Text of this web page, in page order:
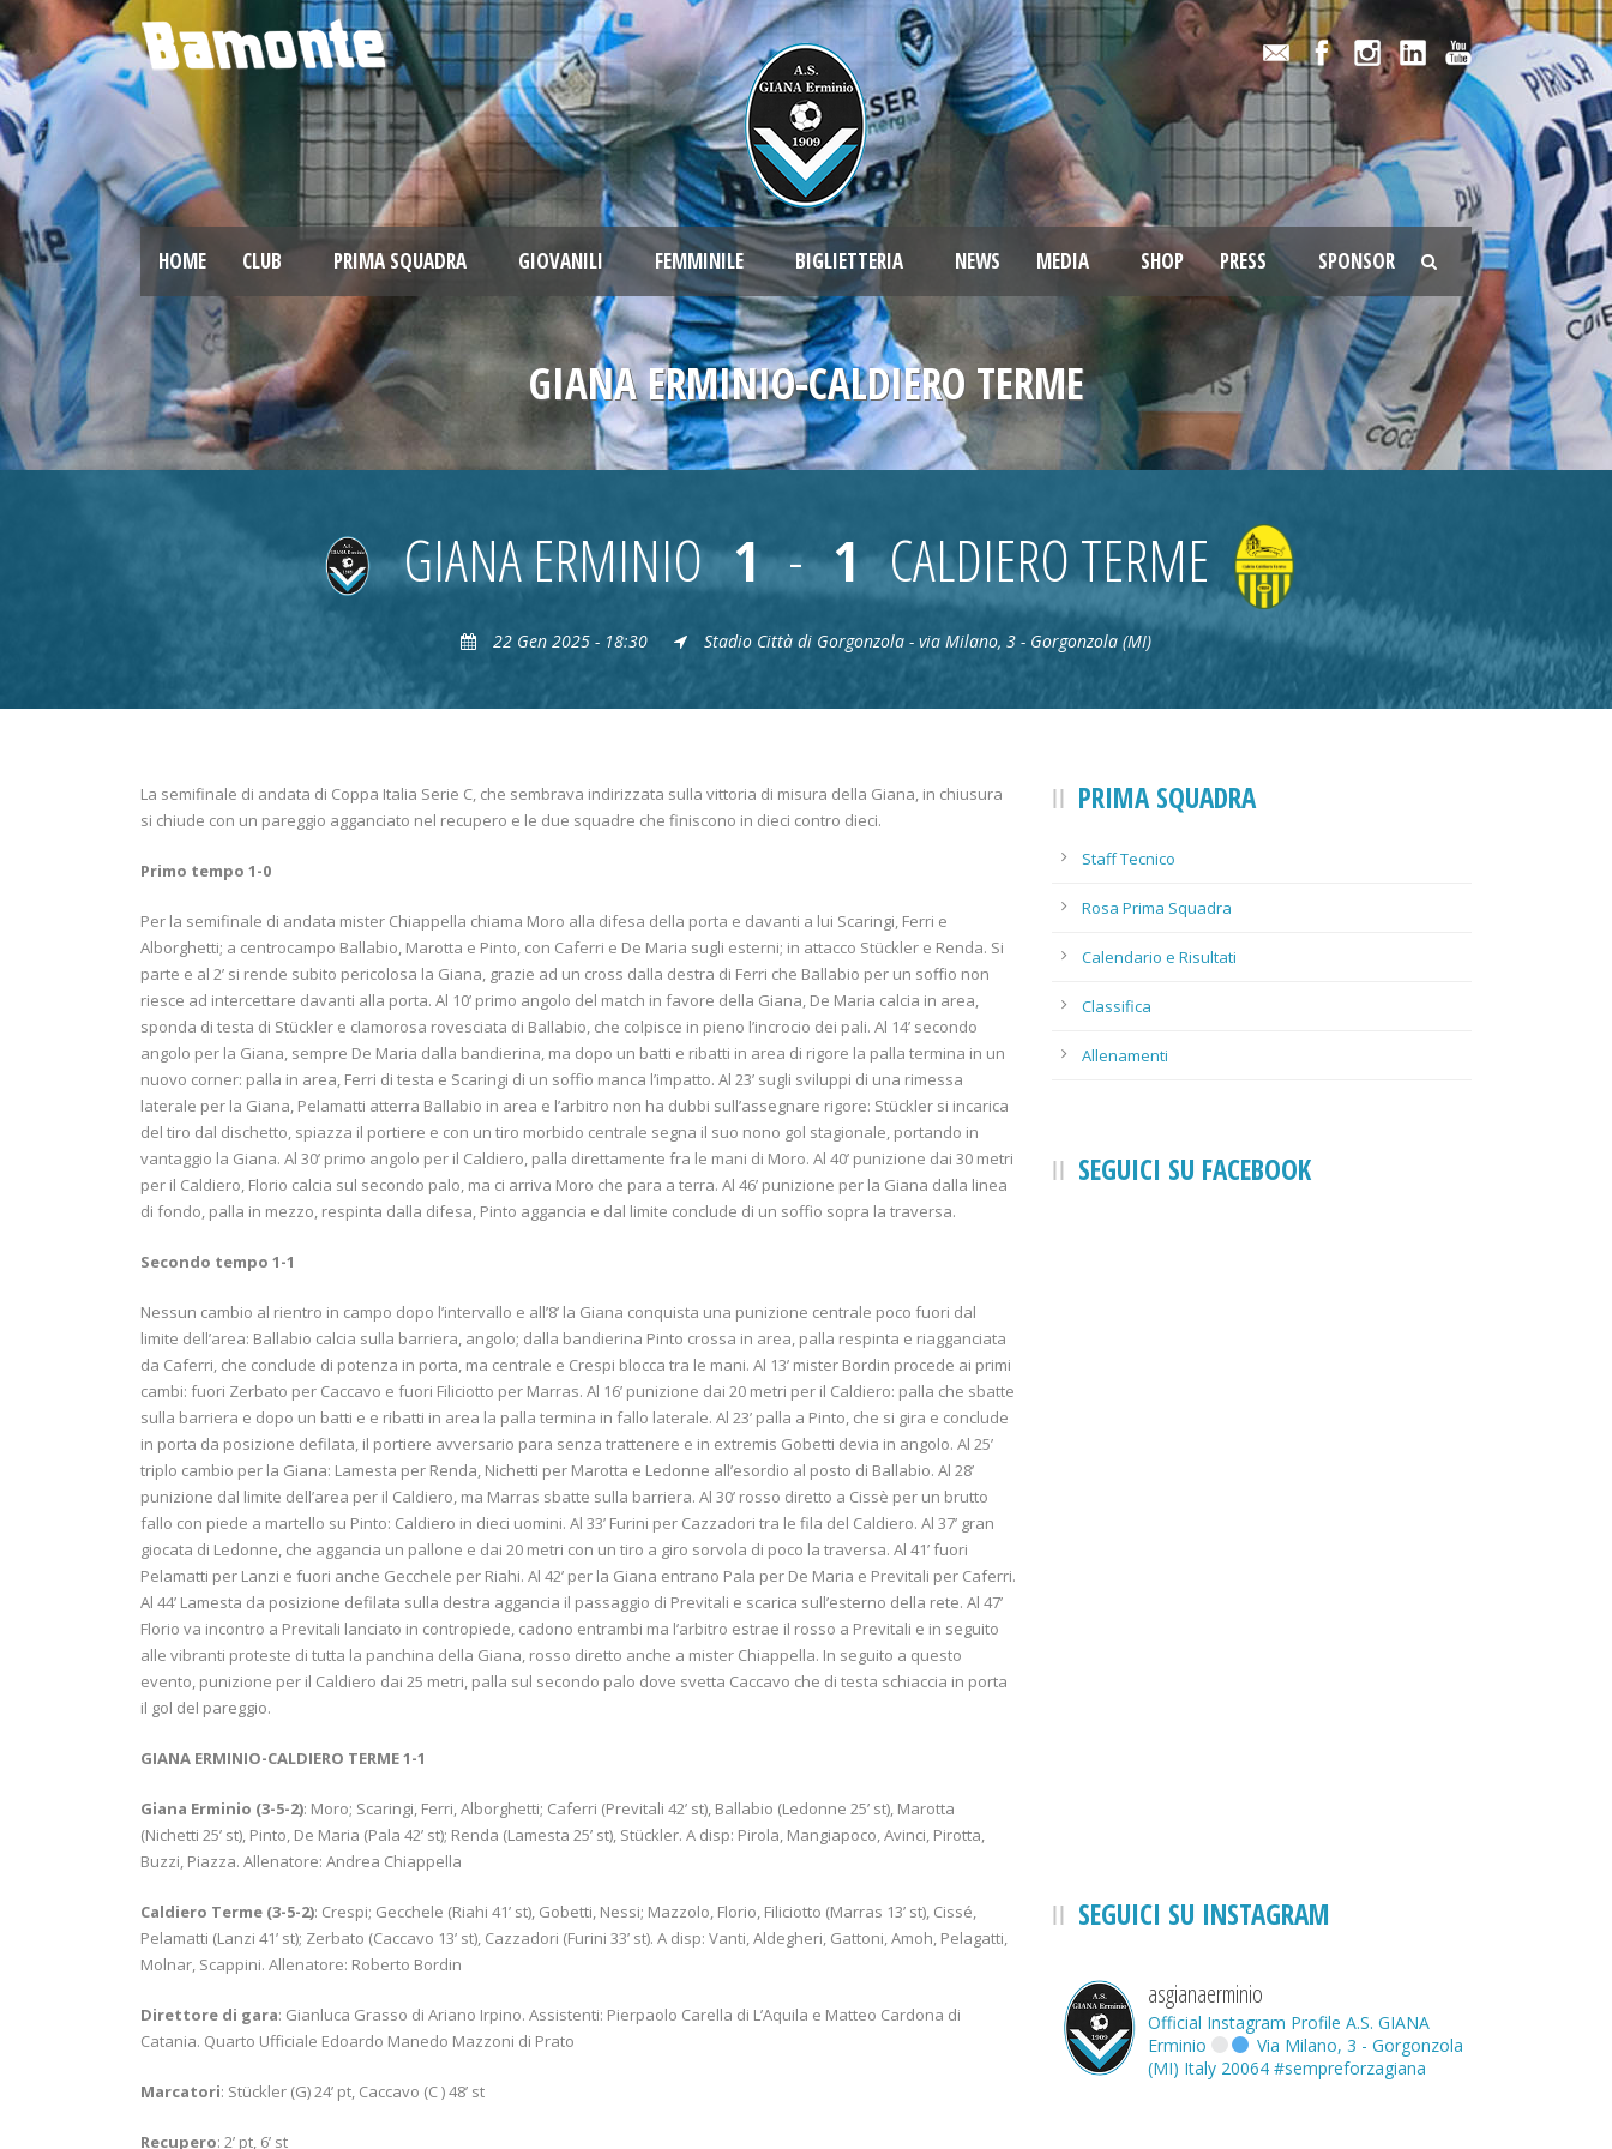
HOME CLUB PRIMA SQUADRA GIOVANILI FEMMINILE BIGLIETTERIA NEWS MEDIA SHOP PRESS SPONSOR
GIANA ERMINIO-CALDIERO TERME
GIANA ERMINIO 1 - 1 CALDIERO TERME
22 Gen 2025 - 18:30 Stadio Città di Gorgonzola - via Milano, 3 - Gorgonzola (MI)
La semifinale di andata di Coppa Italia Serie C, che sembrava indirizzata sulla vittoria di misura della Giana, in chiusura
si chiude con un pareggio agganciato nel recupero e le due squadre che finiscono in dieci contro dieci.
Primo tempo 1-0
Per la semifinale di andata mister Chiappella chiama Moro alla difesa della porta e davanti a lui Scaringi, Ferri e
Alborghetti; a centrocampo Ballabio, Marotta e Pinto, con Caferri e De Maria sugli esterni; in attacco Stückler e Renda. Si
parte e al 2’ si rende subito pericolosa la Giana, grazie ad un cross dalla destra di Ferri che Ballabio per un soffio non
riesce ad intercettare davanti alla porta. Al 10’ primo angolo del match in favore della Giana, De Maria calcia in area,
sponda di testa di Stückler e clamorosa rovesciata di Ballabio, che colpisce in pieno l’incrocio dei pali. Al 14’ secondo
angolo per la Giana, sempre De Maria dalla bandierina, ma dopo un batti e ribatti in area di rigore la palla termina in un
nuovo corner: palla in area, Ferri di testa e Scaringi di un soffio manca l’impatto. Al 23’ sugli sviluppi di una rimessa
laterale per la Giana, Pelamatti atterra Ballabio in area e l’arbitro non ha dubbi sull’assegnare rigore: Stückler si incarica
del tiro dal dischetto, spiazza il portiere e con un tiro morbido centrale segna il suo nono gol stagionale, portando in
vantaggio la Giana. Al 30’ primo angolo per il Caldiero, palla direttamente fra le mani di Moro. Al 40’ punizione dai 30 metri
per il Caldiero, Florio calcia sul secondo palo, ma ci arriva Moro che para a terra. Al 46’ punizione per la Giana dalla linea
di fondo, palla in mezzo, respinta dalla difesa, Pinto aggancia e dal limite conclude di un soffio sopra la traversa.
Secondo tempo 1-1
Nessun cambio al rientro in campo dopo l’intervallo e all’8’ la Giana conquista una punizione centrale poco fuori dal
limite dell’area: Ballabio calcia sulla barriera, angolo; dalla bandierina Pinto crossa in area, palla respinta e riagganciata
da Caferri, che conclude di potenza in porta, ma centrale e Crespi blocca tra le mani. Al 13’ mister Bordin procede ai primi
cambi: fuori Zerbato per Caccavo e fuori Filiciotto per Marras. Al 16’ punizione dai 20 metri per il Caldiero: palla che sbatte
sulla barriera e dopo un batti e e ribatti in area la palla termina in fallo laterale. Al 23’ palla a Pinto, che si gira e conclude
in porta da posizione defilata, il portiere avversario para senza trattenere e in extremis Gobetti devia in angolo. Al 25’
triplo cambio per la Giana: Lamesta per Renda, Nichetti per Marotta e Ledonne all’esordio al posto di Ballabio. Al 28’
punizione dal limite dell’area per il Caldiero, ma Marras sbatte sulla barriera. Al 30’ rosso diretto a Cissè per un brutto
fallo con piede a martello su Pinto: Caldiero in dieci uomini. Al 33’ Furini per Cazzadori tra le fila del Caldiero. Al 37’ gran
giocata di Ledonne, che aggancia un pallone e dai 20 metri con un tiro a giro sorvola di poco la traversa. Al 41’ fuori
Pelamatti per Lanzi e fuori anche Gecchele per Riahi. Al 42’ per la Giana entrano Pala per De Maria e Previtali per Caferri.
Al 44’ Lamesta da posizione defilata sulla destra aggancia il passaggio di Previtali e scarica sull’esterno della rete. Al 47’
Florio va incontro a Previtali lanciato in contropiede, cadono entrambi ma l’arbitro estrae il rosso a Previtali e in seguito
alle vibranti proteste di tutta la panchina della Giana, rosso diretto anche a mister Chiappella. In seguito a questo
evento, punizione per il Caldiero dai 25 metri, palla sul secondo palo dove svetta Caccavo che di testa schiaccia in porta
il gol del pareggio.
GIANA ERMINIO-CALDIERO TERME 1-1
Giana Erminio (3-5-2): Moro; Scaringi, Ferri, Alborghetti; Caferri (Previtali 42’ st), Ballabio (Ledonne 25’ st), Marotta
(Nichetti 25’ st), Pinto, De Maria (Pala 42’ st); Renda (Lamesta 25’ st), Stückler. A disp: Pirola, Mangiapoco, Avinci, Pirotta,
Buzzi, Piazza. Allenatore: Andrea Chiappella
Caldiero Terme (3-5-2): Crespi; Gecchele (Riahi 41’ st), Gobetti, Nessi; Mazzolo, Florio, Filiciotto (Marras 13’ st), Cissé,
Pelamatti (Lanzi 41’ st); Zerbato (Caccavo 13’ st), Cazzadori (Furini 33’ st). A disp: Vanti, Aldegheri, Gattoni, Amoh, Pelagatti,
Molnar, Scappini. Allenatore: Roberto Bordin
Direttore di gara: Gianluca Grasso di Ariano Irpino. Assistenti: Pierpaolo Carella di L’Aquila e Matteo Cardona di
Catania. Quarto Ufficiale Edoardo Manedo Mazzoni di Prato
Marcatori: Stückler (G) 24’ pt, Caccavo (C ) 48’ st
Recupero: 2’ pt, 6’ st
PRIMA SQUADRA
Staff Tecnico
Rosa Prima Squadra
Calendario e Risultati
Classifica
Allenamenti
SEGUICI SU FACEBOOK
SEGUICI SU INSTAGRAM
asgianaerminio
Official Instagram Profile A.S. GIANA
Erminio
Via Milano, 3 - Gorgonzola
(MI) Italy 20064 #sempreforzagiana